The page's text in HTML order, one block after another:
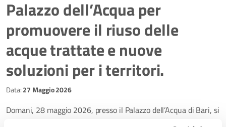
Palazzo dell’Acqua per
promuovere il riuso delle
acque trattate e nuove
soluzioni per i territori.
Data:27 Maggio 2026
Domani, 28 maggio 2026, presso il Palazzo dell’Acqua di Bari, si